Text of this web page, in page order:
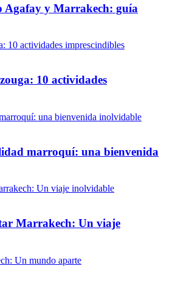
Agafay y Marrakech: guía
10 actividades imprescindibles
10 actividades
una bienvenida inolvidable
marroquí: una bienvenida
Un viaje inolvidable
Marrakech: Un viaje
Un mundo aparte